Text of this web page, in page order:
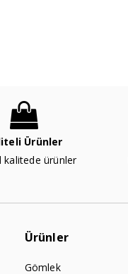
Ürünler
kalitede ürünler
Ürünler
Gömlek